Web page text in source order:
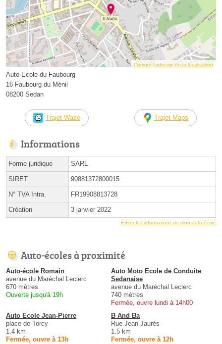
Corriger l’adresse ou la localisation
Auto-Ecole du Faubourg
16 Faubourg du Ménil
08200 Sedan
Trajet Waze Trajet Maps
Informations
Forme juridique SARL
SIRET 90881372800015
N° TVA Intra. FR19908813728
Création 3 janvier 2022
Éditer les informations de mon auto-école
Auto-écoles à proximité
Auto-école Romain
avenue du Maréchal Leclerc
670 mètres
Ouverte jusqu'à 19h
Auto Moto Ecole de Conduite
Sedanaise
avenue du Maréchal Leclerc
740 mètres
Fermée, ouvre lundi à 14h00
Auto Ecole Jean-Pierre
place de Torcy
1.4 km
Fermée, ouvre à 13h
B And Ba
Rue Jean Jaurès
1.5 km
Fermée, ouvre à 12h